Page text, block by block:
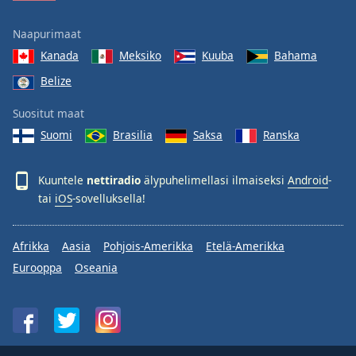
Naapurimaat
Kanada
Meksiko Kuuba
Bahama
Belize
Suositut maat
Suomi
Brasilia Saksa Ranska
Kuuntele nettiradio älypuhelimellasi ilmaiseksi Android-
tai iOS-sovelluksella!
Afrikka Aasia Pohjois-Amerikka
Etelä-Amerikka
Eurooppa
Oseania